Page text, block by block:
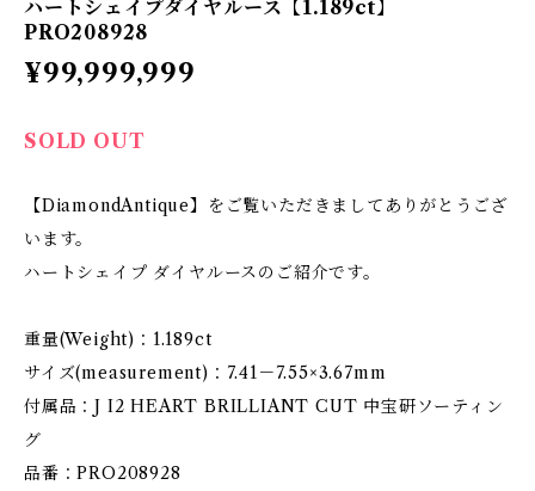
ハートシェイプダイヤルース【1.189ct】
PRO208928
¥99,999,999
SOLD OUT
【DiamondAntique】をご覧いただきましてありがとうござ
います。
ハートシェイプ ダイヤルースのご紹介です。
重量(Weight)：1.189ct
サイズ(measurement)：7.41－7.55×3.67mm
付属品：J I2 HEART BRILLIANT CUT 中宝研ソーティン
グ
品番：PRO208928